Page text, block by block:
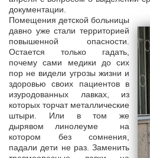
документации.
Помещения детской больницы
давно уже стали территорией
повышенной опасности.
Остается только гадать,
почему сами медики до сих
пор не видели угрозы жизни и
здоровью своих пациентов в
изуродованных лавках, из
которых торчат металлические
штыри. Или в том же
дырявом линолеуме на
котором без сомнения,
падали дети не раз. Заменить